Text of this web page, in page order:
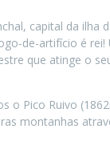
capital da ilha
de-artifício é rei!
que atinge o
o Pico Ruivo
montanhas